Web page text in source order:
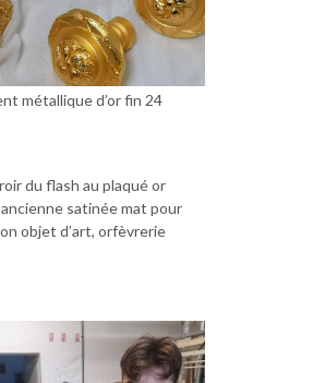
métallique d’or fin 24
du flash au plaqué or
satinée mat pour
objet d’art, orfèvrerie